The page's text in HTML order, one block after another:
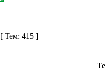
[ Тем: 415 ]